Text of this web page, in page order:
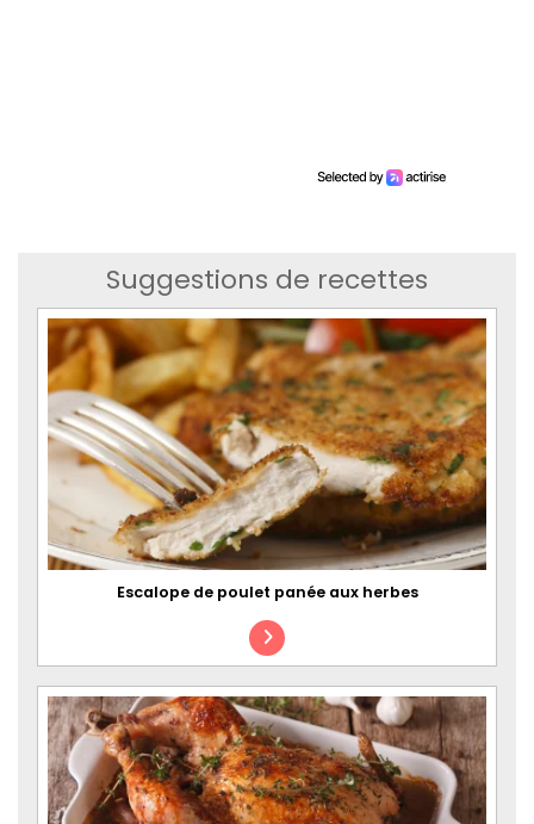
Suggestions de recettes
Escalope de poulet panée aux herbes